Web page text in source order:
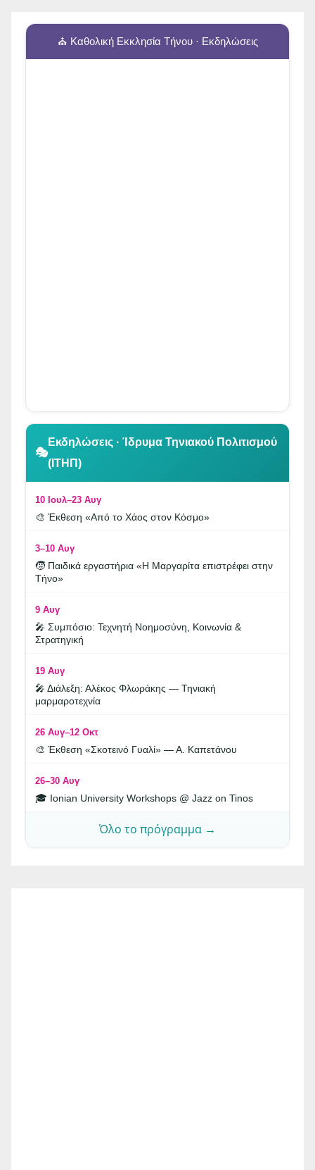
⛪ Καθολική Εκκλησία Τήνου · Εκδηλώσεις
👆 Κλικ για περιήγηση
🎭
Εκδηλώσεις · Ίδρυμα Τηνιακού Πολιτισμού
(ΙΤΗΠ)
10 Ιουλ–23 Αυγ
🎨 Έκθεση «Από το Χάος στον Κόσμο»
3–10 Αυγ
🧒 Παιδικά εργαστήρια «Η Μαργαρίτα επιστρέφει στην
Τήνο»
9 Αυγ
🎤 Συμπόσιο: Τεχνητή Νοημοσύνη, Κοινωνία &
Στρατηγική
19 Αυγ
🎤 Διάλεξη: Αλέκος Φλωράκης — Τηνιακή
μαρμαροτεχνία
26 Αυγ–12 Οκτ
🎨 Έκθεση «Σκοτεινό Γυαλί» — Α. Καπετάνου
26–30 Αυγ
🎓 Ionian University Workshops @ Jazz on Tinos
Όλο το πρόγραμμα →